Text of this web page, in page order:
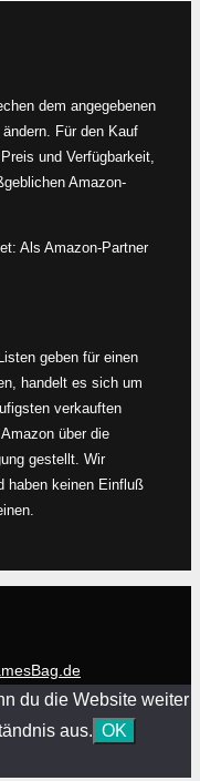
dem angegebenen
Für den Kauf
und Verfügbarkeit,
Amazon-
Als Amazon-Partner
geben für einen
handelt es sich um
verkauften
über die
gestellt. Wir
haben keinen Einfluß
du die Website weiter
aus. OK